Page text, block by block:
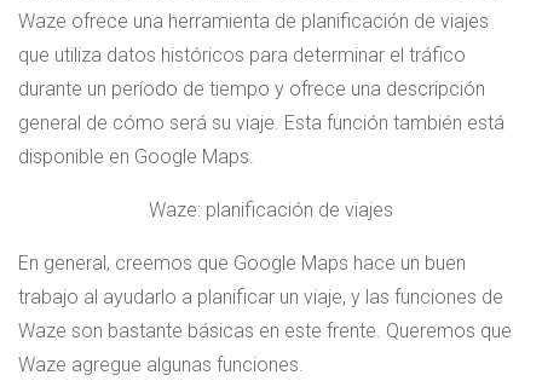
Waze ofrece una herramienta de planificación de viajes
que utiliza datos históricos para determinar el tráfico
durante un período de tiempo y ofrece una descripción
general de cómo será su viaje. Esta función también está
disponible en Google Maps.
Waze: planificación de viajes
En general, creemos que Google Maps hace un buen
trabajo al ayudarlo a planificar un viaje, y las funciones de
Waze son bastante básicas en este frente. Queremos que
Waze agregue algunas funciones.